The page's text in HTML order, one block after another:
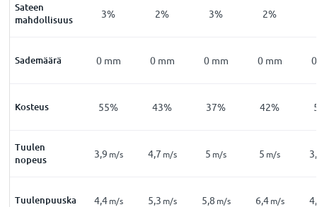
Sateen
mahdollisuus
6 3% 2% 3% 2%
Sademäärä
0 mm 0 mm 0 mm 0 mm 0 mm 0
Kosteus
66 55% 43% 37% 42%
Tuulen
nopeus
2,5 3,9 m/s 4,7 m/s 5 m/s 5 m/s
Tuulenpuuska
m/s 3,6m/s 4,4m/s 5,3 m/s 5,8 m/s 6,4m/s